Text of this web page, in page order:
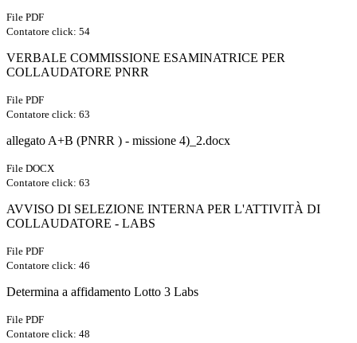
File PDF
Contatore click: 54
VERBALE COMMISSIONE ESAMINATRICE PER
COLLAUDATORE PNRR
File PDF
Contatore click: 63
allegato A+B (PNRR ) - missione 4)_2.docx
File DOCX
Contatore click: 63
AVVISO DI SELEZIONE INTERNA PER L'ATTIVITÀ DI
COLLAUDATORE - LABS
File PDF
Contatore click: 46
Determina a affidamento Lotto 3 Labs
File PDF
Contatore click: 48